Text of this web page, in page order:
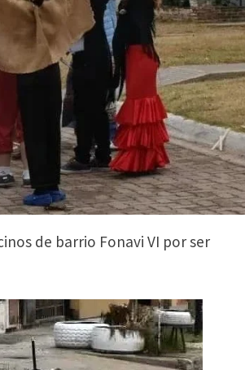
de barrio Fonavi VI por ser